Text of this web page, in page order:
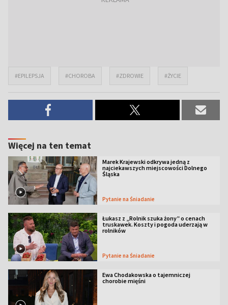
#EPILEPSJA #CHOROBA #ZDROWIE #ŻYCIE
Więcej na ten temat
Marek Krajewski odkrywa jedną z
najciekawszych miejscowości Dolnego
Śląska
Pytanie na Śniadanie
Łukasz z „Rolnik szuka żony” o cenach
truskawek. Koszty i pogoda uderzają w
rolników
Pytanie na Śniadanie
Ewa Chodakowska o tajemniczej
chorobie mięśni